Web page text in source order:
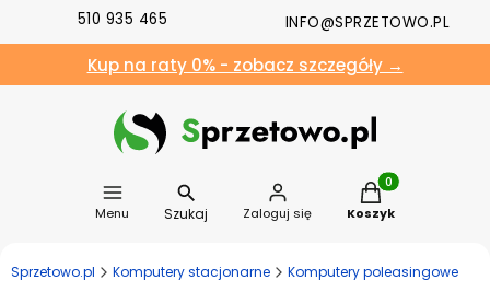
510 935 465 INFO@SPRZETOWO.PL
Kup na raty 0% - zobacz szczegóły →
Menu Szukaj Zaloguj się
Produkty w
Koszyk
Sprzetowo.pl Komputery stacjonarne Komputery poleasingowe